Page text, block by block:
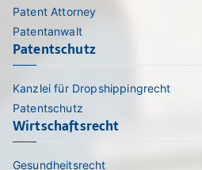
Patent Attorney
Patentanwalt
Patentschutz
Kanzlei für Dropshippingrecht
Patentschutz
Wirtschaftsrecht
Gesundheitsrecht